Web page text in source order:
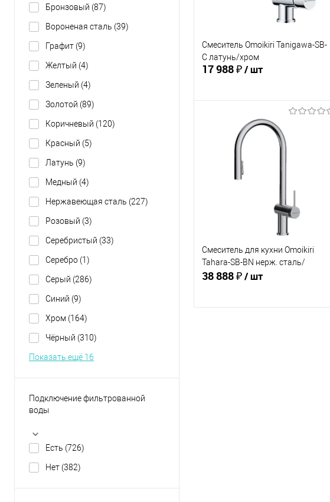
Бронзовый (87)
Вороненая сталь (39)
Графит (9)
Желтый (4)
Зеленый (4)
Золотой (89)
Коричневый (120)
Красный (5)
Латунь (9)
Медный (4)
Нержавеющая сталь (227)
Розовый (3)
Серебристый (33)
Серебро (1)
Серый (286)
Синий (9)
Хром (164)
Чёрный (310)
Показать ещё 16
Подключение фильтрованной
воды
Есть (726)
Нет (382)
Смеситель Omoikiri Tanigawa-SB-
C латунь/хром
17 988 ₽/ шт
В корзину
Купить в 1 клик
В избранное
Смеситель для кухни Omoikiri
Tahara-SB-BN нерж. сталь/
нержавеющая сталь
38 888 ₽/ шт